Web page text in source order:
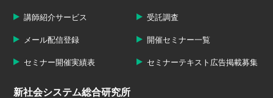
講師紹介サービス 受託調査
メール配信登録 開催セミナー一覧
セミナー開催実績表 セミナーテキスト広告掲載募集
新社会システム総合研究所